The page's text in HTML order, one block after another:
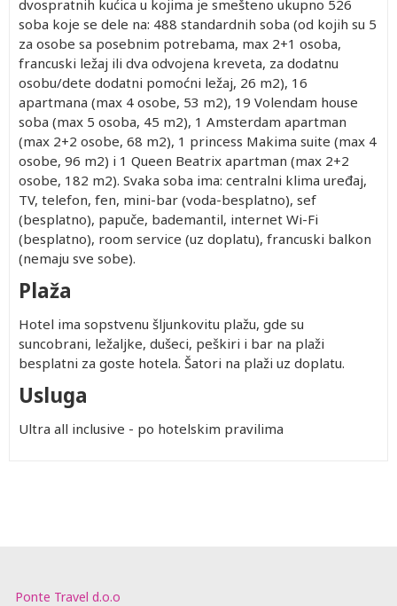
dvospratnih kućica u kojima je smešteno ukupno 526
soba koje se dele na: 488 standardnih soba (od kojih su 5
za osobe sa posebnim potrebama, max 2+1 osoba,
francuski ležaj ili dva odvojena kreveta, za dodatnu
osobu/dete dodatni pomoćni ležaj, 26 m2), 16
apartmana (max 4 osobe, 53 m2), 19 Volendam house
soba (max 5 osoba, 45 m2), 1 Amsterdam apartman
(max 2+2 osobe, 68 m2), 1 princess Makima suite (max 4
osobe, 96 m2) i 1 Queen Beatrix apartman (max 2+2
osobe, 182 m2). Svaka soba ima: centralni klima uređaj,
TV, telefon, fen, mini-bar (voda-besplatno), sef
(besplatno), papuče, bademantil, internet Wi-Fi
(besplatno), room service (uz doplatu), francuski balkon
(nemaju sve sobe).
Plaža
Hotel ima sopstvenu šljunkovitu plažu, gde su
suncobrani, ležaljke, dušeci, peškiri i bar na plaži
besplatni za goste hotela. Šatori na plaži uz doplatu.
Usluga
Ultra all inclusive - po hotelskim pravilima
Ponte Travel d.o.o